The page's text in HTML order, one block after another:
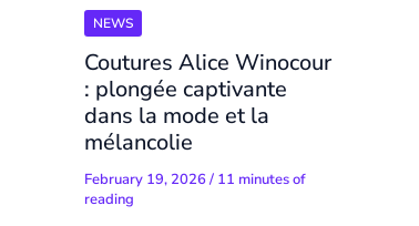
NEWS
Coutures Alice Winocour
: plongée captivante
dans la mode et la
mélancolie
February 19, 2026/ 11 minutes of
reading